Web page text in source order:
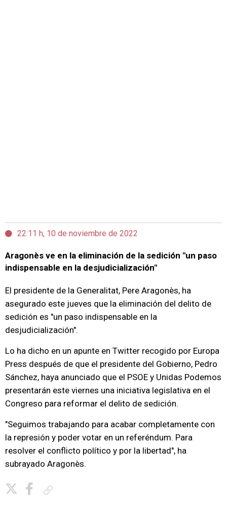
22:11 h, 10 de noviembre de 2022
Aragonès ve en la eliminación de la sedición "un paso
indispensable en la desjudicialización"
El presidente de la Generalitat, Pere Aragonès, ha
asegurado este jueves que la eliminación del delito de
sedición es "un paso indispensable en la
desjudicialización".
Lo ha dicho en un apunte en Twitter recogido por Europa
Press después de que el presidente del Gobierno, Pedro
Sánchez, haya anunciado que el PSOE y Unidas Podemos
presentarán este viernes una iniciativa legislativa en el
Congreso para reformar el delito de sedición.
"Seguimos trabajando para acabar completamente con
la represión y poder votar en un referéndum. Para
resolver el conflicto político y por la libertad", ha
subrayado Aragonès.